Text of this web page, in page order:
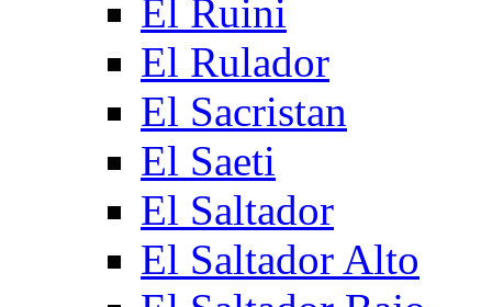
El Ruini
El Rulador
El Sacristan
El Saeti
El Saltador
El Saltador Alto